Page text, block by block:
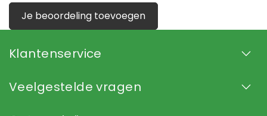
Je beoordeling toevoegen
Klantenservice
Veelgestelde vragen